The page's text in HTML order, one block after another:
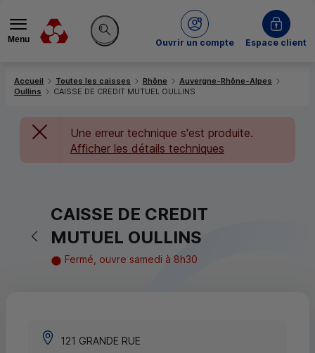
Menu
Rechercher sur le site
Ouvrir un compte
du Crédit MutuelEspace client
Accueil Toutes les caisses Rhône
Auvergne-Rhône-Alpes
Oullins
CAISSE DE CREDIT MUTUEL OULLINS
Une erreur technique s'est produite.
Afficher les détails techniques
Retour vers la page précédente
CAISSE DE CREDIT
MUTUEL OULLINS
Fermé, ouvre samedi à 8h30
121 GRANDE RUE